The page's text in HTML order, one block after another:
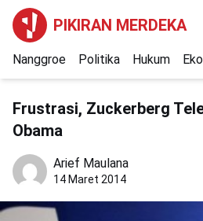
PIKIRAN MERDEKA
Nanggroe Politika Hukum
Frustrasi, Zuckerberg
Obama
Arief Maulana
14 Maret 2014